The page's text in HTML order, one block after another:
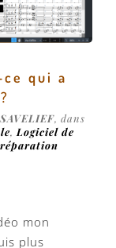
qui a
, dans
, Logiciel de
mon
plus